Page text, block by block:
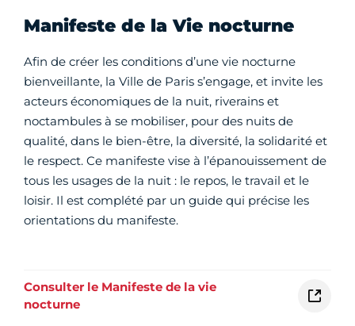
Manifeste de la Vie nocturne
Afin de créer les conditions d’une vie nocturne
bienveillante, la Ville de Paris s’engage, et invite les
acteurs économiques de la nuit, riverains et
noctambules à se mobiliser, pour des nuits de
qualité, dans le bien-être, la diversité, la solidarité et
le respect. Ce manifeste vise à l’épanouissement de
tous les usages de la nuit : le repos, le travail et le
loisir. Il est complété par un guide qui précise les
orientations du manifeste.
Consulter le Manifeste de la vie
nocturne